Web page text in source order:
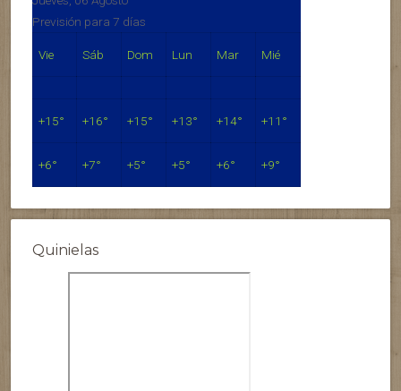
Previsión para 7 días
Vie Sáb Dom Lun Mar Mié
+15° +16° +15° +13° +14° +11°
+6° +7° +5° +5° +6° +9°
Quinielas